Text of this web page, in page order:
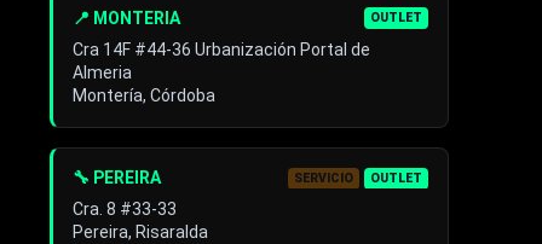
📍 MONTERIA OUTLET
Cra 14F #44-36 Urbanización Portal de
Almeria
Montería, Córdoba
🔧 PEREIRA SERVICIO OUTLET
Cra. 8 #33-33
Pereira, Risaralda